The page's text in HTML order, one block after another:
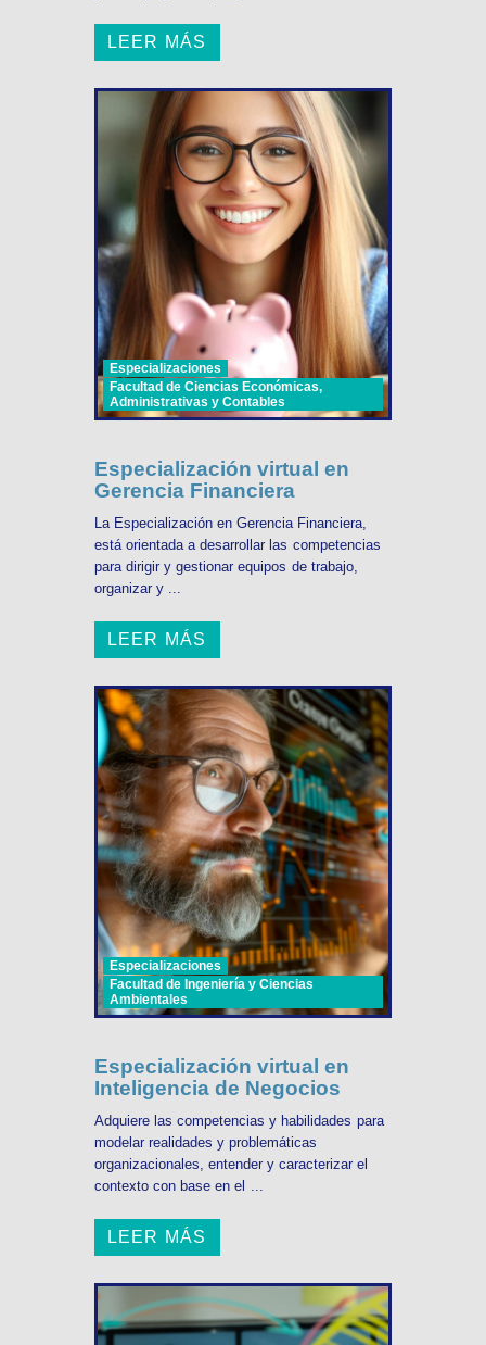
LEER MÁS
Especializaciones
Facultad de Ciencias Económicas,
Administrativas y Contables
Especialización virtual en
Gerencia Financiera
La Especialización en Gerencia Financiera,
está orientada a desarrollar las competencias
para dirigir y gestionar equipos de trabajo,
organizar y ...
LEER MÁS
Especializaciones
Facultad de Ingeniería y Ciencias
Ambientales
Especialización virtual en
Inteligencia de Negocios
Adquiere las competencias y habilidades para
modelar realidades y problemáticas
organizacionales, entender y caracterizar el
contexto con base en el ...
LEER MÁS